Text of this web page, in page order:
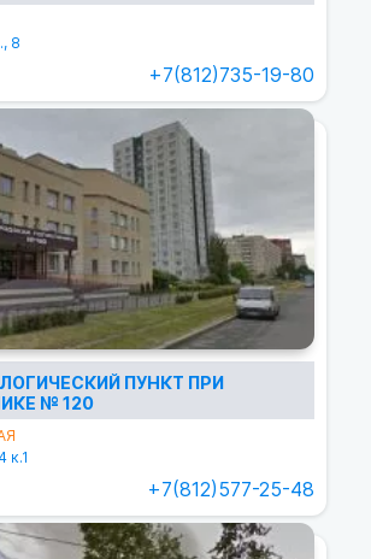
8
+7(812)735-19-80
ПУНКТ ПРИ
№ 120
к.1
+7(812)577-25-48